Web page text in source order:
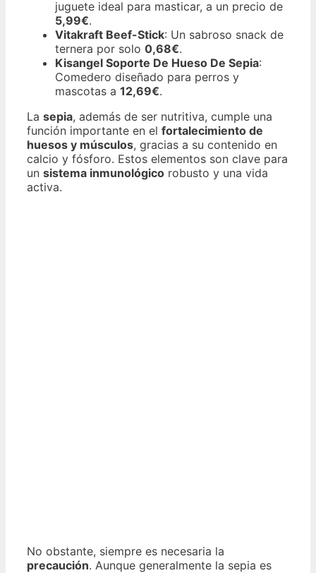
juguete ideal para masticar, a un precio de
5,99€.
Vitakraft Beef-Stick: Un sabroso snack de
ternera por solo 0,68€.
Kisangel Soporte De Hueso De Sepia:
Comedero diseñado para perros y
mascotas a 12,69€.
La sepia, además de ser nutritiva, cumple una
función importante en el fortalecimiento de
huesos y músculos, gracias a su contenido en
calcio y fósforo. Estos elementos son clave para
un sistema inmunológico robusto y una vida
activa.
No obstante, siempre es necesaria la
precaución. Aunque generalmente la sepia es